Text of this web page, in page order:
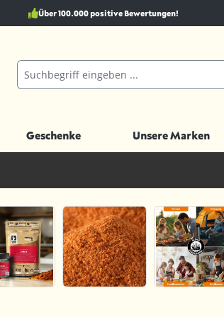
Über 100.000 positive Bewertungen!
Geschenke Unsere Marken